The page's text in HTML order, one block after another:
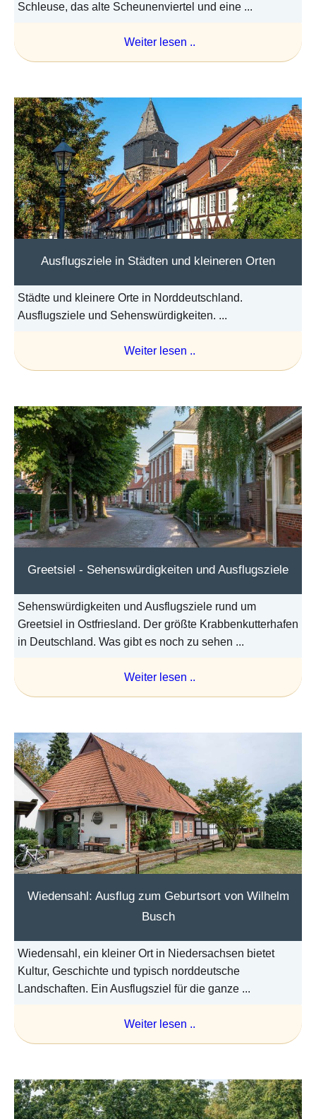
Schleuse, das alte Scheunenviertel und eine ...
Weiter lesen ..
Ausflugsziele in Städten und kleineren Orten
Städte und kleinere Orte in Norddeutschland.
Ausflugsziele und Sehenswürdigkeiten. ...
Weiter lesen ..
Greetsiel - Sehenswürdigkeiten und Ausflugsziele
Sehenswürdigkeiten und Ausflugsziele rund um
Greetsiel in Ostfriesland. Der größte Krabbenkutterhafen
in Deutschland. Was gibt es noch zu sehen ...
Weiter lesen ..
Wiedensahl: Ausflug zum Geburtsort von Wilhelm
Busch
Wiedensahl, ein kleiner Ort in Niedersachsen bietet
Kultur, Geschichte und typisch norddeutsche
Landschaften. Ein Ausflugsziel für die ganze ...
Weiter lesen ..